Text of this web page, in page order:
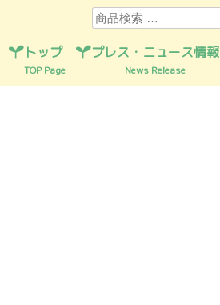
トップ
TOP Page
プレス・ニュース情報
News Release
検索